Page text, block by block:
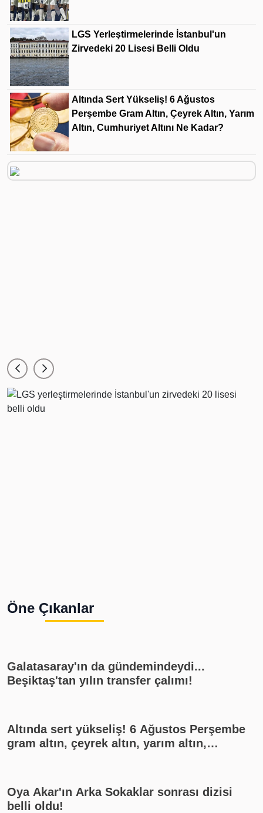
LGS Yerleştirmelerinde İstanbul'un
Zirvedeki 20 Lisesi Belli Oldu
Altında Sert Yükseliş! 6 Ağustos
Perşembe Gram Altın, Çeyrek Altın, Yarım
Altın, Cumhuriyet Altını Ne Kadar?
Öne Çıkanlar
Galatasaray'ın da gündemindeydi...
Beşiktaş'tan yılın transfer çalımı!
Altında sert yükseliş! 6 Ağustos Perşembe
gram altın, çeyrek altın, yarım altın,
Oya Akar'ın Arka Sokaklar sonrası dizisi
belli oldu!